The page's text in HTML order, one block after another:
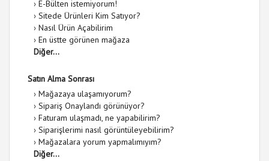
› E-Bülten istemiyorum!
› Sitede Ürünleri Kim Satıyor?
› Nasıl Ürün Açabilirim
› En üstte görünen mağaza
Diğer...
Satın Alma Sonrası
› Mağazaya ulaşamıyorum?
› Sipariş Onaylandı görünüyor?
› Faturam ulaşmadı, ne yapabilirim?
› Siparişlerimi nasıl görüntüleyebilirim?
› Mağazalara yorum yapmalımıyım?
Diğer...